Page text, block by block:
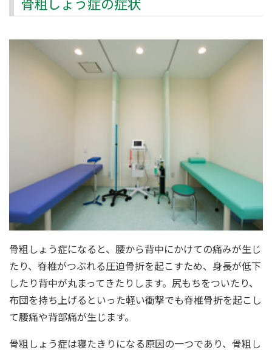
骨粗しょう症になると、腰から背中にかけての痛みが生じ
たり、脊椎がつぶれる圧迫骨折を起こすため、身長が低下
したり背中が丸まってきたりします。尻もちをついたり、
布団を持ち上げるといった軽い衝撃でも脊椎骨折を起こし
て腰痛や背部痛が生じます。
骨粗しょう症は寝たきりになる原因の一つであり、骨粗し